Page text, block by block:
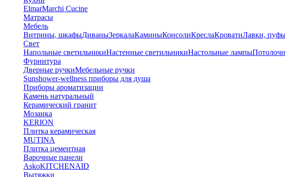
ElmarMarchi Cucine
Матрасы
Мебель
Витрины, шкафыДиваныЗеркалаКаминыКонсолиКреслаКроватиЛавки,
Свет
Напольные светильникиНастенные светильникиНастольные лампы
Фурнитура
Дверные ручкиМебельные ручки
Sunshower-wellness приборы для душа
Приборы ароматизации
Камень натуральный
Керамический гранит
Мозаика
KERION
Плитка керамическая
MUTINA
Плитка цементная
Варочные панели
AskoKITCHENAID
Вытяжки